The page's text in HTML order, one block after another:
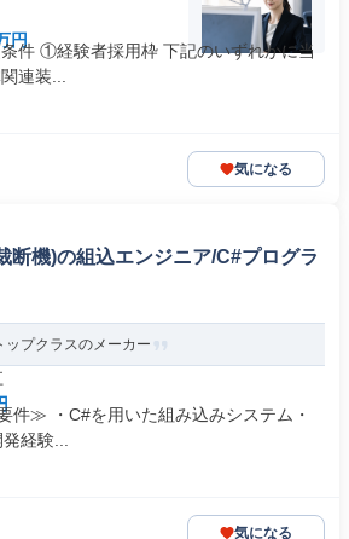
円
件 ①経験者採用枠 下記のいずれかに当
連装...
気になる
断機)の組込エンジニア/C#プログラ
ップクラスのメーカー
件≫ ・C#を用いた組み込みシステム・
経験...
気になる